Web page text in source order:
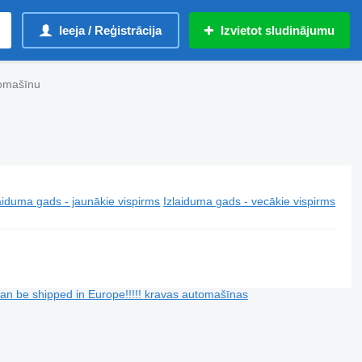
Ieeja / Reģistrācija Izvietot sludinājumu
gads - jaunākie vispirms Izlaiduma gads - vecākie vispirms